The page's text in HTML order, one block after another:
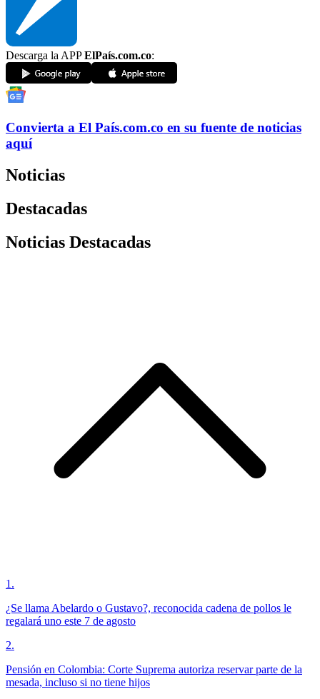
Descarga la APPElPaís.com.co:
Convierta a El País.com.co en su fuente de noticias
aquí
Noticias
Destacadas
Noticias Destacadas
1 .
¿Se llama Abelardo o Gustavo?, reconocida cadena de pollos le
regalará uno este 7 de agosto
2.
Pensión en Colombia: Corte Suprema autoriza reservar parte de la
mesada, incluso si no tiene hijos